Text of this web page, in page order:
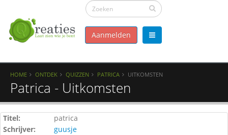
Aanmelden
HOME ONTDEK QUIZZEN PATRICA UITKOMSTEN
Patrica - Uitkomsten
Titel:
patrica
Schrijver:
guusje